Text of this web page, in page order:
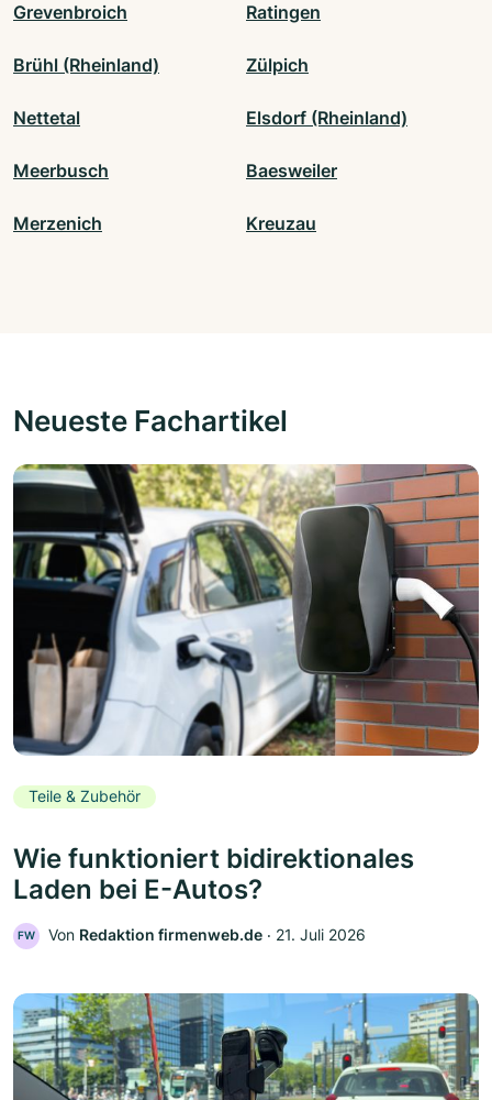
Grevenbroich Ratingen
Brühl (Rheinland) Zülpich
Nettetal Elsdorf (Rheinland)
Meerbusch Baesweiler
Merzenich Kreuzau
Neueste Fachartikel
Teile & Zubehör
Wie funktioniert bidirektionales
Laden bei E-Autos?
FW Von Redaktion firmenweb.de ‧ 21. Juli 2026